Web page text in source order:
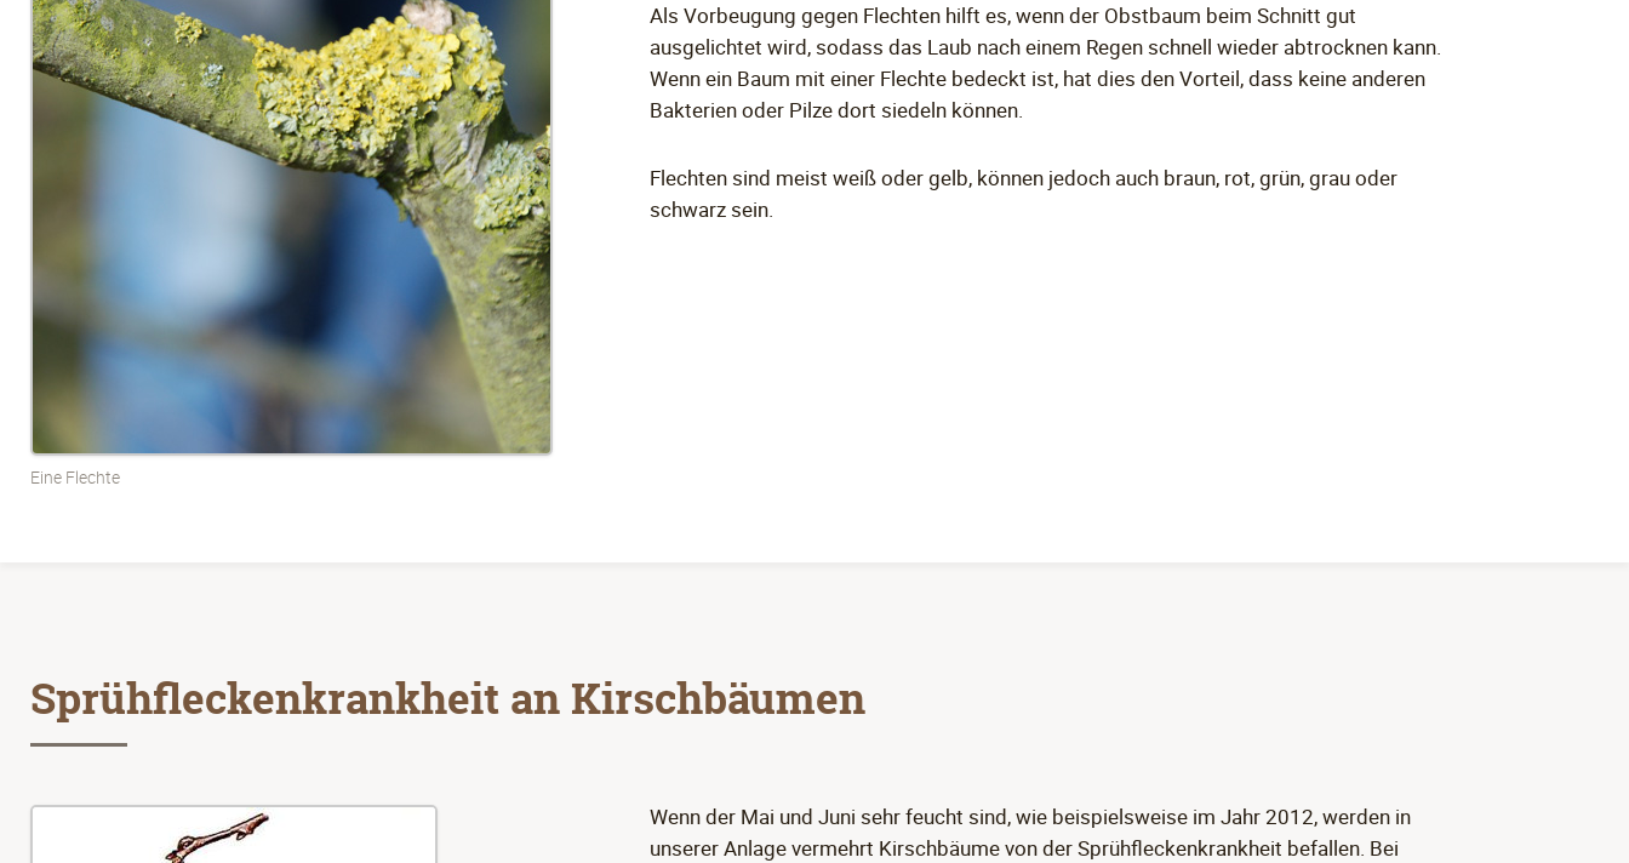
Eine Flechte
Als Vorbeugung gegen Flechten hilft es, wenn der Obstbaum beim Schnitt gut
ausgelichtet wird, sodass das Laub nach einem Regen schnell wieder abtrocknen kann.
Wenn ein Baum mit einer Flechte bedeckt ist, hat dies den Vorteil, dass keine anderen
Bakterien oder Pilze dort siedeln können.
Flechten sind meist weiß oder gelb, können jedoch auch braun, rot, grün, grau oder
schwarz sein.
Sprühfleckenkrankheit an Kirschbäumen
Wenn der Mai und Juni sehr feucht sind, wie beispielsweise im Jahr 2012, werden in
unserer Anlage vermehrt Kirschbäume von der Sprühfleckenkrankheit befallen. Bei